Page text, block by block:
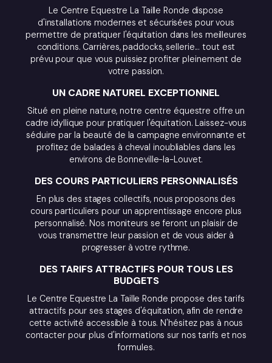
Le Centre Equestre La Taille Ronde dispose
d'installations modernes et sécurisées pour vous
permettre de pratiquer l'équitation dans les meilleures
conditions. Carrières, paddocks, sellerie... tout est
prévu pour que vous puissiez profiter pleinement de
votre passion.
UN CADRE NATUREL EXCEPTIONNEL
Situé en pleine nature, notre centre équestre offre un
cadre idyllique pour pratiquer l'équitation. Laissez-vous
séduire par la beauté de la campagne environnante et
profitez de balades à cheval inoubliables dans les
environs de Bonneville-la-Louvet.
DES COURS PARTICULIERS PERSONNALISÉS
En plus des stages collectifs, nous proposons des
cours particuliers pour un apprentissage encore plus
personnalisé. Nos moniteurs se feront un plaisir de
vous transmettre leur passion et de vous aider à
progresser à votre rythme.
DES TARIFS ATTRACTIFS POUR TOUS LES
BUDGETS
Le Centre Equestre La Taille Ronde propose des tarifs
attractifs pour ses stages d'équitation, afin de rendre
cette activité accessible à tous. N'hésitez pas à nous
contacter pour plus d'informations sur nos tarifs et nos
formules.